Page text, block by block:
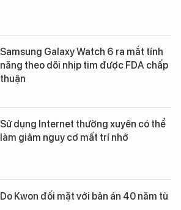
Samsung Galaxy Watch 6 ra mắt tính
năng theo dõi nhịp tim được FDA chấp
thuận
Sử dụng Internet thường xuyên có thể
làm giảm nguy cơ mất trí nhớ
Do Kwon đối mặt với bản án 40 năm tù